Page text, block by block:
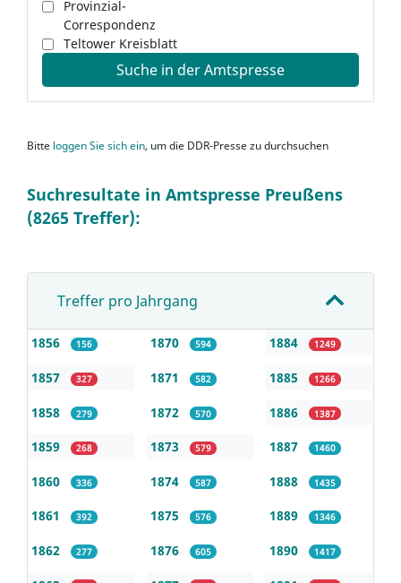
Provinzial-
Correspondenz
Teltower Kreisblatt
Suche in der Amtspresse
Bitte loggen Sie sich ein, um die DDR-Presse zu durchsuchen
Suchresultate in Amtspresse Preußens
(8265 Treffer):
Treffer pro Jahrgang
1856 156
1857 327
1858 279
1859 268
1860 336
1861 392
1862 277
1870 594
1871 582
1872 570
1873 579
1874 587
1875 576
1876 605
1884 1249
1885 1266
1886 1387
1887 1460
1888 1435
1889 1346
1890 1417